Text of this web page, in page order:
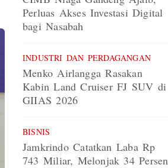
Perluas Akses Investasi Digital
bagi Nasabah
INDUSTRI DAN PERDAGANGAN
Menko Airlangga Rasakan
Kabin Land Cruiser FJ SUV di
GIIAS 2026
BISNIS
Jamkrindo Catatkan Laba Rp
743 Miliar, Melonjak 34 Persen